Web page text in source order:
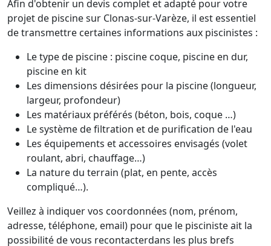
Afin d'obtenir un devis complet et adapté pour votre
projet de piscine sur Clonas-sur-Varèze, il est essentiel
de transmettre certaines informations aux piscinistes :
Le type de piscine : piscine coque, piscine en dur,
piscine en kit
Les dimensions désirées pour la piscine (longueur,
largeur, profondeur)
Les matériaux préférés (béton, bois, coque …)
Le système de filtration et de purification de l'eau
Les équipements et accessoires envisagés (volet
roulant, abri, chauffage…)
La nature du terrain (plat, en pente, accès
compliqué…).
Veillez à indiquer vos coordonnées (nom, prénom,
adresse, téléphone, email) pour que le pisciniste ait la
possibilité de vous recontacterdans les plus brefs